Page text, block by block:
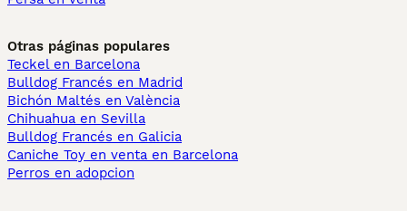
Otras páginas populares
Teckel en Barcelona
Bulldog Francés en Madrid
Bichón Maltés en València
Chihuahua en Sevilla
Bulldog Francés en Galicia
Caniche Toy en venta en Barcelona
Perros en adopcion